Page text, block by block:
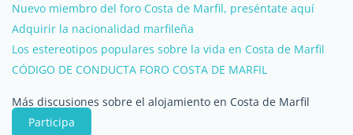
Nuevo miembro del foro Costa de Marfil, preséntate aquí
Adquirir la nacionalidad marfileña
Los estereotipos populares sobre la vida en Costa de Marfil
CÓDIGO DE CONDUCTA FORO COSTA DE MARFIL
Más discusiones sobre el alojamiento en Costa de Marfil
Participa